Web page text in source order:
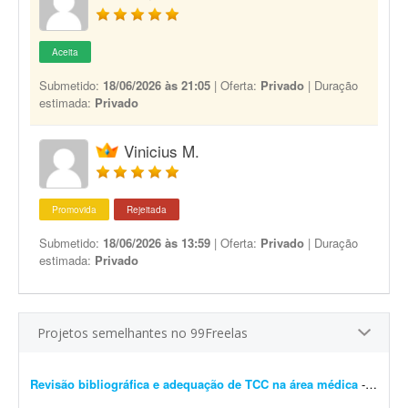
Aceita
Submetido: 18/06/2026 às 21:05 | Oferta: Privado | Duração
estimada: Privado
Vinicius M.
Promovida Rejeitada
Submetido: 18/06/2026 às 13:59 | Oferta: Privado | Duração
estimada: Privado
Projetos semelhantes no 99Freelas
Revisão bibliográfica e adequação de TCC na área médica - Revisão de TCC - 1ª etapa Tenho um TCC em andamento e preciso de um profissional para realizar a revisão e adequação do trabalho à cartilha da faculdade. N...